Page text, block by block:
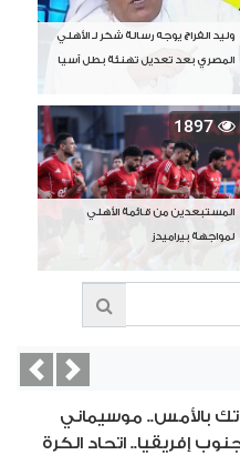
وليد الفراج يوجه رسالة شكر لـ الأهلي
المصري بعد تعديل تهنئة بطل آسيا
1897
المستبعدين من قائمة الأهلي
لمواجهة بيراميدز
بالأمس.. موسيماني
إفريقيا.. اتحاد الكرة
Next